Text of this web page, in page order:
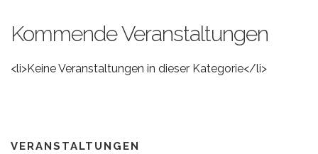
Kommende Veranstaltungen
<li>Keine Veranstaltungen in dieser Kategorie</li>
VERANSTALTUNGEN